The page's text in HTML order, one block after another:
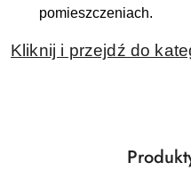
pomieszczeniach.
Kliknij i przejdź do
Pomiń karuzelę